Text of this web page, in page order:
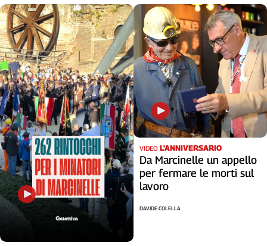
VIDEO L'ANNIVERSARIO
Da Marcinelle un appello
per fermare le morti sul
lavoro
DAVIDE COLELLA